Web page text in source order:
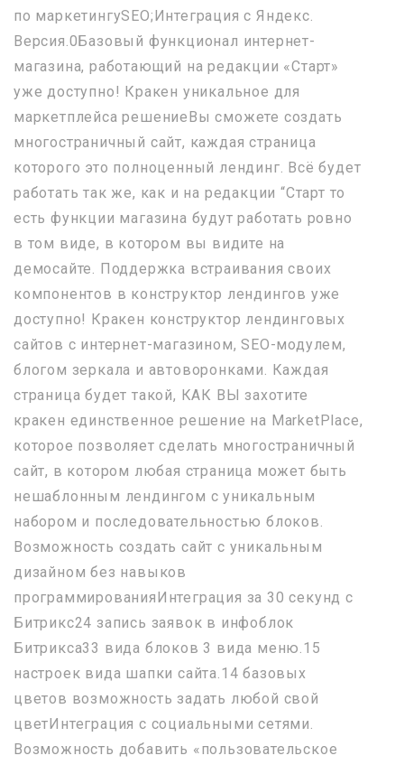
по маркетингуSEO;Интеграция с Яндекс.
Версия.0Базовый функционал интернет-
магазина, работающий на редакции «Старт»
уже доступно! Кракен уникальное для
маркетплейса решениеВы сможете создать
многостраничный сайт, каждая страница
которого это полноценный лендинг. Всё будет
работать так же, как и на редакции “Старт то
есть функции магазина будут работать ровно
в том виде, в котором вы видите на
демосайте. Поддержка встраивания своих
компонентов в конструктор лендингов уже
доступно! Кракен конструктор лендинговых
сайтов с интернет-магазином, SEO-модулем,
блогом зеркала и автоворонками. Каждая
страница будет такой, КАК ВЫ захотите
кракен единственное решение на MarketPlace,
которое позволяет сделать многостраничный
сайт, в котором любая страница может быть
нешаблонным лендингом с уникальным
набором и последовательностью блоков.
Возможность создать сайт с уникальным
дизайном без навыков
программированияИнтеграция за 30 секунд с
Битрикс24 запись заявок в инфоблок
Битрикса33 вида блоков 3 вида меню.15
настроек вида шапки сайта.14 базовых
цветов возможность задать любой свой
цветИнтеграция с социальными сетями.
Возможность добавить «пользовательское